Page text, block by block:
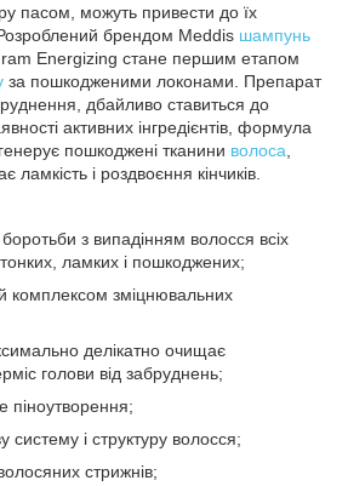
пасом, можуть привести до їх
брендом Meddis шампунь
Energizing стане першим етапом
за пошкодженими локонами. Препарат
дбайливо ставиться до
активних інгредієнтів, формула
пошкоджені тканини волоса
і роздвоєння кінчиків.
з випадінням волосся всіх
тонких, ламких і пошкоджених;
комплексом зміцнювальних
делікатно очищає
голови від забруднень;
піноутворення;
систему і структуру волосся;
стрижнів;